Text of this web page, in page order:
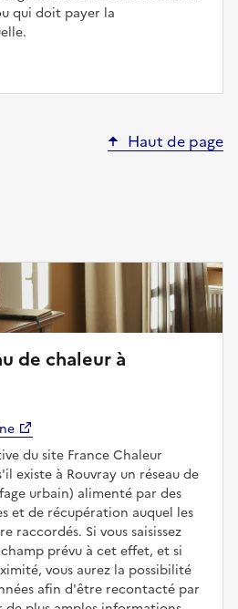
qui doit payer la
Haut de page
du site France Chaleur
existe à Rouvray un réseau de
urbain) alimenté par des
et de récupération auquel les
raccordés. Si vous saisissez
prévu à cet effet, et si
vous aurez la possibilité
afin d'être recontacté par